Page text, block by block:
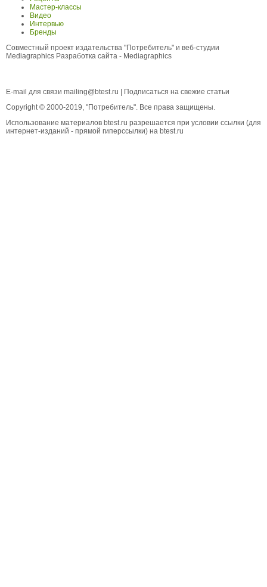
Мастер-классы
Видео
Интервью
Бренды
Совместный проект издательства "Потребитель" и веб-студии
Mediagraphics Разработка сайта - Mediagraphics
E-mail для связи mailing@btest.ru | Подписаться на свежие статьи
Copyright © 2000-2019, "Потребитель". Все права защищены.
Использование материалов btest.ru разрешается при условии ссылки (для
интернет-изданий - прямой гиперссылки) на btest.ru